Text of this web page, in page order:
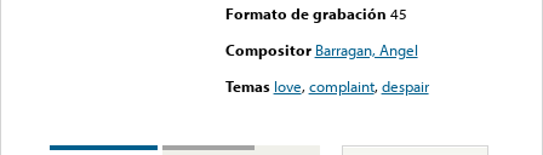
Formato de grabación 45
Compositor Barragan, Angel
Temas love,complaint,despair